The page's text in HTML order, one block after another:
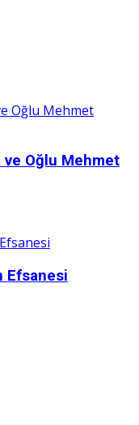
ve Oğlu Mehmet
Efsanesi